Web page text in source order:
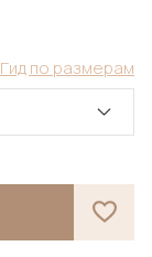
Гид по размерам